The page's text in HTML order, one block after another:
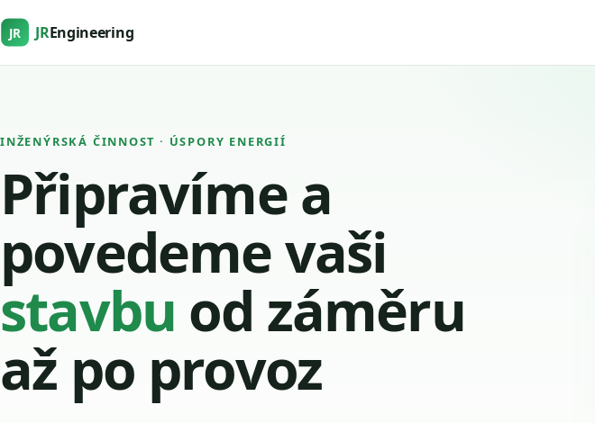
JR JREngineering
INŽENÝRSKÁ ČINNOST · ÚSPORY ENERGIÍ
Připravíme a
povedeme vaši
stavbu od záměru
až po provoz